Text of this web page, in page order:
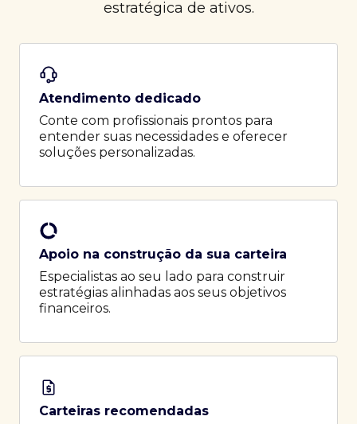
estratégica de ativos.
Atendimento dedicado
Conte com profissionais prontos para
entender suas necessidades e oferecer
soluções personalizadas.
Apoio na construção da sua carteira
Especialistas ao seu lado para construir
estratégias alinhadas aos seus objetivos
financeiros.
Carteiras recomendadas